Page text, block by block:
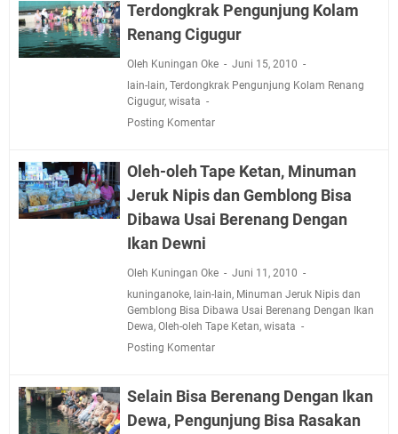
Mau Perpanjang SIM? Ini Lokasi Mobil Keliling
Kuningan Sabtu 8 Agustus 2026
Sabtu 8 Agustus 2026 Layanan Mobil Samsat Keliling
Ada di Sini!
Agenda Kegiatan Bupati Kuningan Jumat 7 Agustus
2026 Ada Tiga, Tapi yang Bakal Dihadiri Hanya Satu
Listrik di Wilayah Kuningan
Agenda Kegiatan Bupati Senin 10 Agustus 2026 Ada
Tiga, Wabup dan Sekda Kuningan Dua Acara
Terdongkrak Pengunjung Kolam
Renang Cigugur
Oleh Kuningan Oke
Juni 15, 2010
lain-lain, Terdongkrak Pengunjung Kolam Renang
Cigugur, wisata
Posting Komentar
Oleh-oleh Tape Ketan, Minuman
Jeruk Nipis dan Gemblong Bisa
Dibawa Usai Berenang Dengan
Ikan Dewni
Oleh Kuningan Oke
Juni 11, 2010
kuninganoke, lain-lain, Minuman Jeruk Nipis dan
Gemblong Bisa Dibawa Usai Berenang Dengan Ikan
Dewa, Oleh-oleh Tape Ketan, wisata
Posting Komentar
Selain Bisa Berenang Dengan Ikan
Dewa, Pengunjung Bisa Rasakan